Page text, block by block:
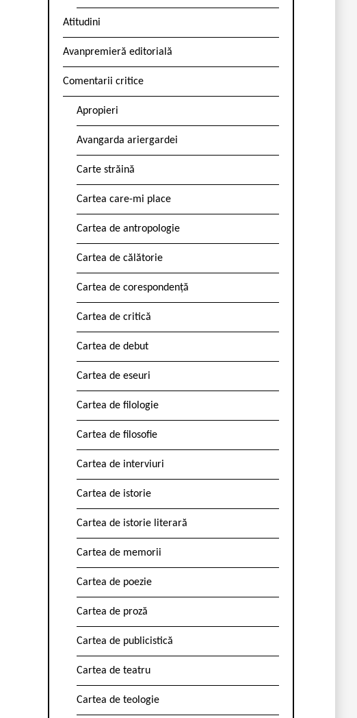
Atitudini
Avanpremieră editorială
Comentarii critice
Apropieri
Avangarda ariergardei
Carte străină
Cartea care-mi place
Cartea de antropologie
Cartea de călătorie
Cartea de corespondență
Cartea de critică
Cartea de debut
Cartea de eseuri
Cartea de filologie
Cartea de filosofie
Cartea de interviuri
Cartea de istorie
Cartea de istorie literară
Cartea de memorii
Cartea de poezie
Cartea de proză
Cartea de publicistică
Cartea de teatru
Cartea de teologie